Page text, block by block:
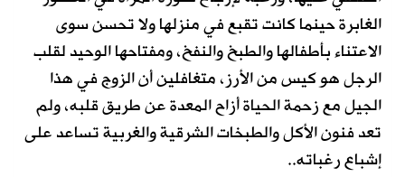
الغابرة حينما كانت تقبع في منزلها ولا تحسن سوى
الاعتناء بأطفالها والطبخ والنفخ، ومفتاحها الوحيد لقلب
الرجل هو كيس من الأرز، متغافلين أن الزوج في هذا
الجيل مع زحمة الحياة أزاح المعدة عن طريق قلبه، ولم
تعد فنون الأكل والطبخات الشرقية والغربية تساعد على
إشباع رغباته..